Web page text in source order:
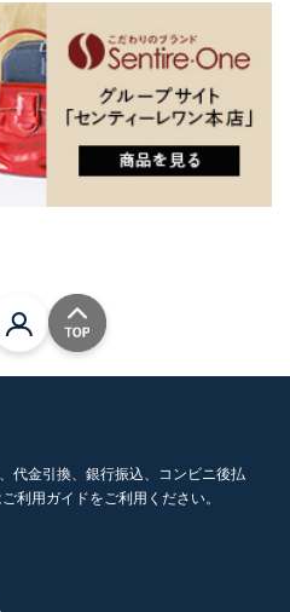
代金引換、銀行振込、コンビニ後払
利用ガイドをご利用ください。